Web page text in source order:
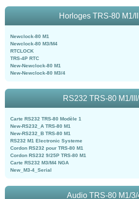
Horloges TRS-80 M1/
Newclock-80 M1
Newclock-80 M3/M4
RTCLOCK
TRS-4P RTC
New-Newclock-80 M1
New-Newclock-80 M3/4
RS232 TRS-80 M1/
Carte RS232 TRS-80 Modèle 1
New-RS232_A TRS-80 M1
New-RS232_B TRS-80 M1
RS232 M1 Electronic Systeme
Cordon RS232 pour TRS-80 M1
Cordon RS232 9/25P TRS-80 M1
Carte RS232 M3/M4 NGA
New_M3-4_Serial
Audio TRS-80 M1/3/